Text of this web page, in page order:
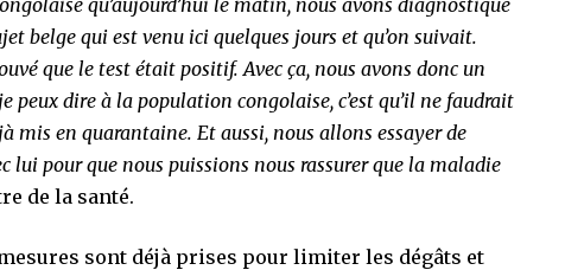
qu’aujourd’hui le matin, nous avons diagnostiqué
belge qui est venu ici quelques jours et qu’on suivait.
que le test était positif. Avec ça, nous avons donc un
peux dire à la population congolaise, c’est qu’il ne faudrait
mis en quarantaine. Et aussi, nous allons essayer de
lui pour que nous puissions nous rassurer que la maladie
de la santé.
sont déjà prises pour limiter les dégâts et